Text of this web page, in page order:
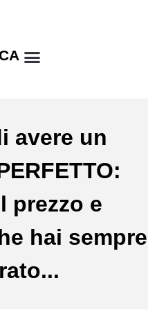
avere un
prezzo e
hai sempre